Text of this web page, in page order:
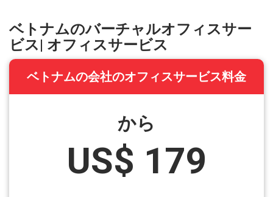
ベトナムのバーチャルオフィスサー
ビス| オフィスサービス
ベトナムの会社のオフィスサービス料金
から
US$ 179